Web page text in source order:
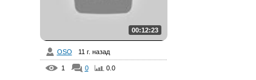
00:12:23
OSO 11 г. назад
1 0 0.0